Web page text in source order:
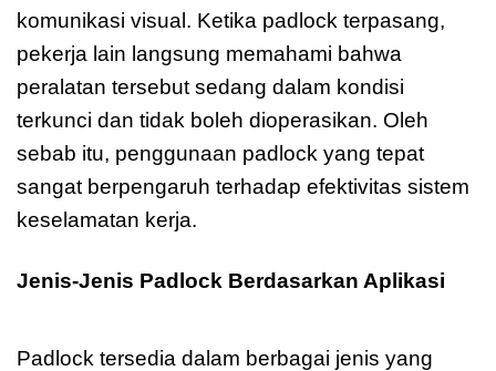
komunikasi visual. Ketika padlock terpasang,
pekerja lain langsung memahami bahwa
peralatan tersebut sedang dalam kondisi
terkunci dan tidak boleh dioperasikan. Oleh
sebab itu, penggunaan padlock yang tepat
sangat berpengaruh terhadap efektivitas sistem
keselamatan kerja.
Jenis-Jenis Padlock Berdasarkan Aplikasi
Padlock tersedia dalam berbagai jenis yang